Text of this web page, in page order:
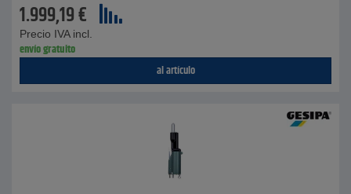
1.999,19€
Precio IVA incl.
envío gratuito
al artículo